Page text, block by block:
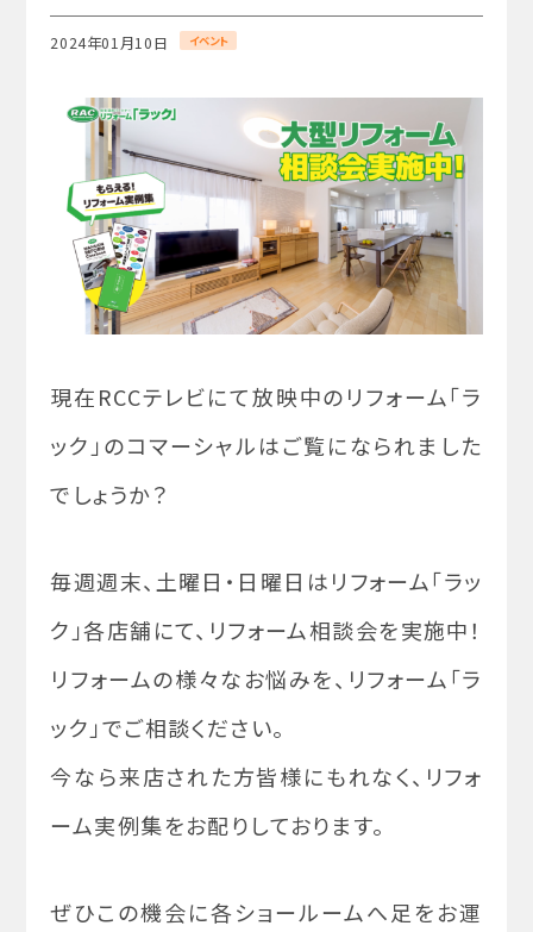
2024年01月10日 イベント
現在RCCテレビにて放映中のリフォーム「ラ
ック」のコマーシャルはご覧になられました
でしょうか？
毎週週末、土曜日・日曜日はリフォーム「ラッ
ク」各店舗にて、リフォーム相談会を実施中！
リフォームの様々なお悩みを、リフォーム「ラ
ック」でご相談ください。
今なら来店された方皆様にもれなく、リフォ
ーム実例集をお配りしております。
ぜひこの機会に各ショールームへ足をお運